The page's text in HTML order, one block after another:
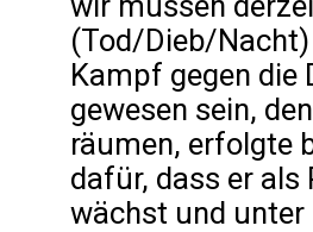
(Tod/Dieb/
Kampf gegen die
gewesen sein,
räumen, erfolgte
dafür, dass er als
wächst und